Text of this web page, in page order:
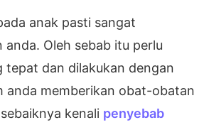
anak pasti sangat
Oleh sebab itu perlu
tepat dan dilakukan dengan
anda memberikan obat-obatan
kenali penyebab